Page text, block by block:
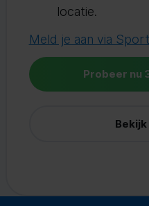
locatie.
Meld je aan via
Probeer nu